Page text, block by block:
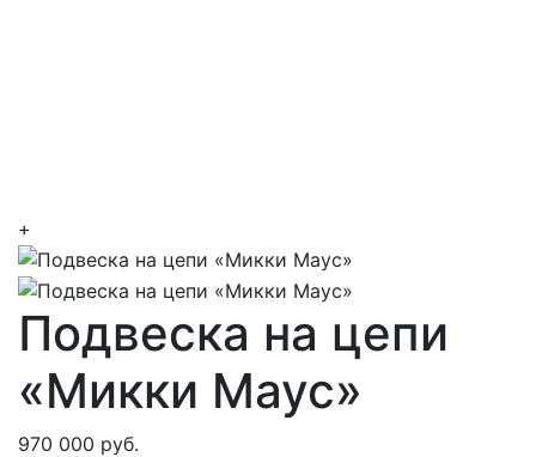
+
Подвеска на цепи
«Микки Маус»
970 000 руб.